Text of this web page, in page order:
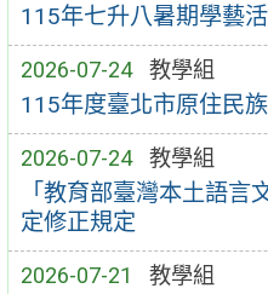
115年七升八暑期學藝
2026-07-24 教學組
115年度臺北市原住民
2026-07-24 教學組
「教育部臺灣本土語言
定修正規定
2026-07-21 教學組